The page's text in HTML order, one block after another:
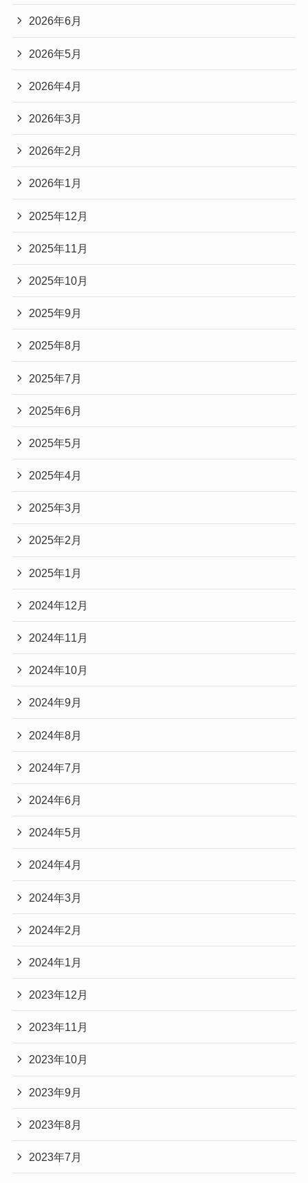
2026年6月
2026年5月
2026年4月
2026年3月
2026年2月
2026年1月
2025年12月
2025年11月
2025年10月
2025年9月
2025年8月
2025年7月
2025年6月
2025年5月
2025年4月
2025年3月
2025年2月
2025年1月
2024年12月
2024年11月
2024年10月
2024年9月
2024年8月
2024年7月
2024年6月
2024年5月
2024年4月
2024年3月
2024年2月
2024年1月
2023年12月
2023年11月
2023年10月
2023年9月
2023年8月
2023年7月